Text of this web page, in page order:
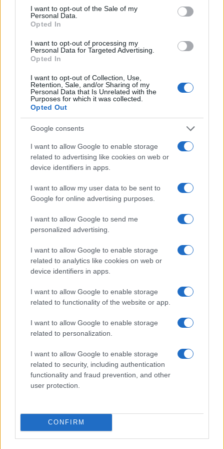
consent section.
I want to opt-out of the Sale of my
Personal Data.
Opted In
I want to opt-out of processing my
Personal Data for Targeted Advertising.
Opted In
I want to opt-out of Collection, Use,
Retention, Sale, and/or Sharing of my
Personal Data that Is Unrelated with the
Purposes for which it was collected.
Opted Out
Google consents
I want to allow Google to enable storage
related to advertising like cookies on web or
device identifiers in apps.
I want to allow my user data to be sent to
Google for online advertising purposes.
I want to allow Google to send me
personalized advertising.
I want to allow Google to enable storage
related to analytics like cookies on web or
device identifiers in apps.
I want to allow Google to enable storage
related to functionality of the website or app.
I want to allow Google to enable storage
related to personalization.
I want to allow Google to enable storage
related to security, including authentication
functionality and fraud prevention, and other
user protection.
CONFIRM
Koncert skupine Delta Riff na
Festivalu SHOTS prestavljen na
premiere, napete zgodbe in
počitniški kino
Freestyle navdušuje s poletno
prilagojenimi cenami koles
Vlom v hišo pri Slovenj Gradcu,
modema
Več iz kategorije Novice
Plohe in nevihte bodo do
teden s kar 70 dogodki
Festivalu SHOTS prestavljen na
Slovenj Gradec: Filmske
premiere, napete zgodbe in
Obvestila
Izklop elektrike: 424. Nadzorništvo Vuzenica - Območje Orlice
Izklop elektrike: 423. Nadzorništvo Vuzenica - Območje Mute
pred 15 urami